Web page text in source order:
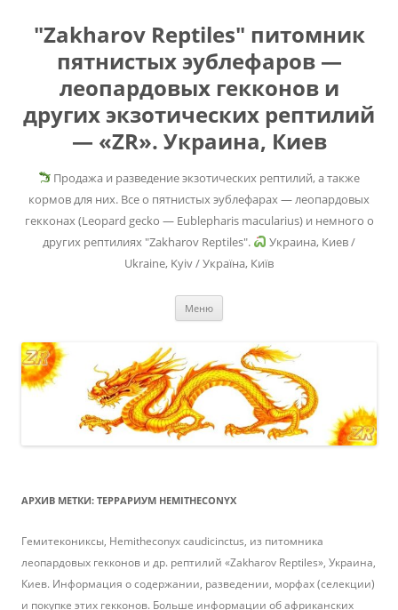
"Zakharov Reptiles" питомник
пятнистых эублефаров —
леопардовых гекконов и
других экзотических рептилий
— «ZR». Украина, Киев
Продажа и разведение экзотических рептилий, а также
кормов для них. Все о пятнистых эублефарах — леопардовых
гекконах (Leopard gecko — Eublepharis macularius) и немного о
других рептилиях "Zakharov Reptiles".
Украина, Киев /
Ukraine, Kyiv / Україна, Київ
Меню
АРХИВ МЕТКИ: ТЕРРАРИУМ HEMITHECONYX
Гемитекониксы, Hemitheconyx caudicinctus, из питомника
леопардовых гекконов и др. рептилий «Zakharov Reptiles», Украина,
Киев. Информация о содержании, разведении, морфах (селекции)
и покупке этих гекконов. Больше информации об африканских